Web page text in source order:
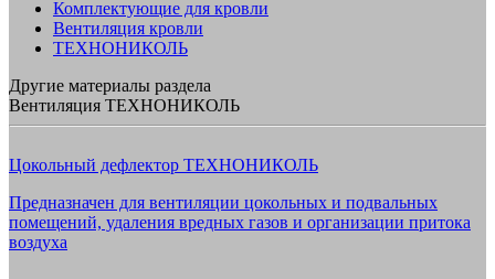
Комплектующие для кровли
Вентиляция кровли
ТЕХНОНИКОЛЬ
Другие материалы раздела
Вентиляция ТЕХНОНИКОЛЬ
Цокольный дефлектор ТЕХНОНИКОЛЬ
Предназначен для вентиляции цокольных и подвальных
помещений, удаления вредных газов и организации притока
воздуха